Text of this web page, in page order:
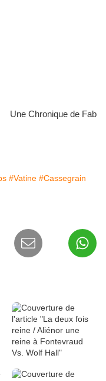
Une Chronique de Fab
#Vatine #Cassegrain